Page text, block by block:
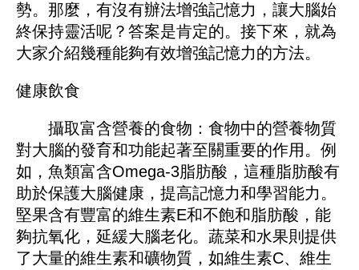
勢。那麼，有沒有辦法增強記憶力，讓大腦始
終保持靈活呢？答案是肯定的。接下來，就為
大家介紹幾種能夠有效增強記憶力的方法。
健康飲食
攝取富含營養的食物：食物中的營養物質
對大腦的發育和功能起著至關重要的作用。例
如，魚類富含Omega-3脂肪酸，這種脂肪酸有
助於保護大腦健康，提高記憶力和學習能力。
堅果含有豐富的維生素E和不飽和脂肪酸，能
夠抗氧化，延緩大腦老化。蔬菜和水果則提供
了大量的維生素和礦物質，如維生素C、維生